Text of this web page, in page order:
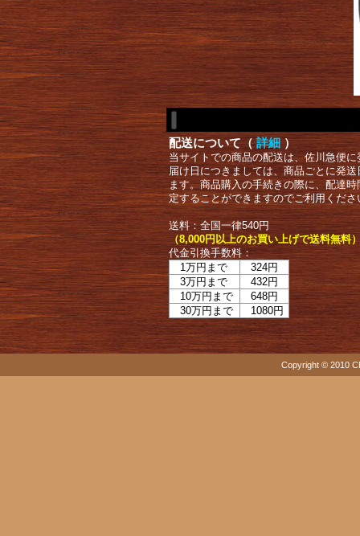
配送について（ 詳細 ）
当サイトでの商品の配送は、佐川急便
届け日につきましては、商品ごとに発
ます。商品購入の手続きの際に、配達
定することができますのでご利用くださ
送料：全国一律540円
（8,000円以上のお買い上げで送料無料
代金引換手数料：
1万円まで
324円
3万円まで
432円
10万円まで
648円
30万円まで
1080円
Copyright © 2010